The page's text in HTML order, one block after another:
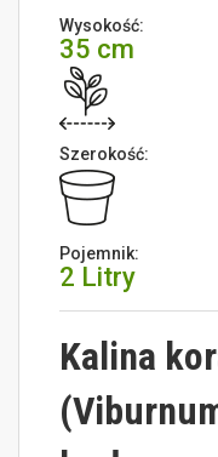
Wysokość:
35 cm
Szerokość:
Pojemnik:
2 Litry
Kalina